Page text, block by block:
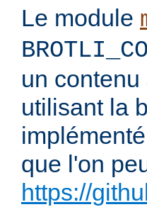
Le module
un
utilisant la
que l'on
https://